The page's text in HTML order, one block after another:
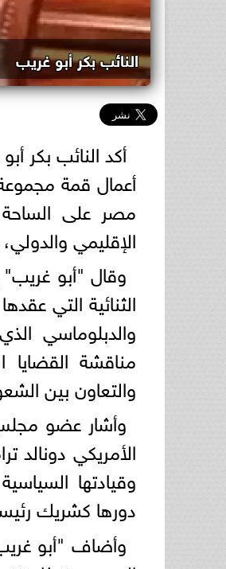
النائب بكر أبو غريب
أكد النائب بكر
أعمال قمة
مصر على الساحة
الإقليمي
وقال "أبو
الثنائية التي
والدبلوماسي
مناقشة
والتعاون بين
وأشار عضو
الأمريكي
وقيادتها
دورها كشريك
وأضاف "أبو